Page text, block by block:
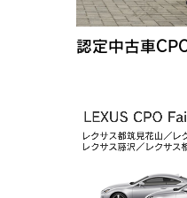
認定中古車